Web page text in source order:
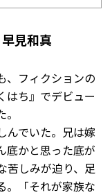
見和真
、フィクションの
はち』でデビュー
んでいた。兄は嫁
底かと思った底が
苦しみが迫り、足
。「それが家族な